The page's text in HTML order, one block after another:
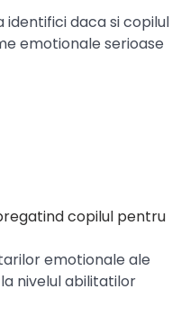
daca si copilul
emotionale serioase
copilul pentru
emotionale ale
nivelul abilitatilor